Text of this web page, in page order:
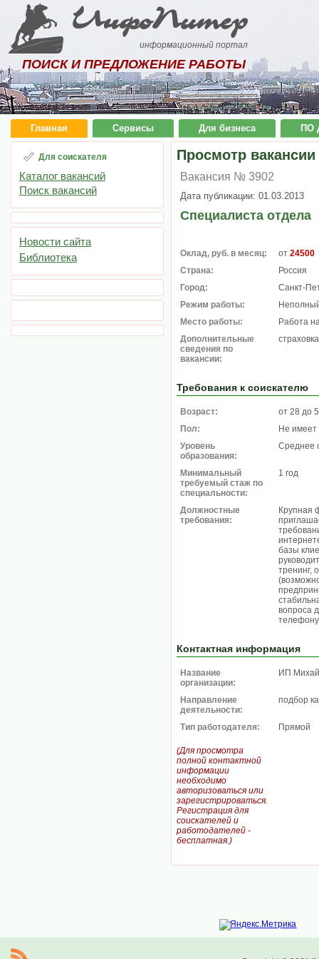
ИнфоПитер
информационный портал
ПОИСК И ПРЕДЛОЖЕНИЕ РАБОТЫ
Главная Сервисы Для бизнеса ПО
Для соискателя
Каталог вакансий
Поиск вакансий
Новости сайта
Библиотека
Просмотр вакансии
Вакансия № 3902
Дата публикации: 01.03.2013
Специалиста отдела
Оклад, руб. в месяц: от 24500
Страна:
Россия
Город:
Санкт-
Режим работы:
Место работы:
Работа
Дополнительные
сведения по
вакансии:
страховка
Требования к соискателю
Возраст:
от 28 до
Пол:
Не имеет
Уровень
образования:
Среднее
Минимальный
требуемый стаж по
специальности:
1 год
Должностные
требования:
Крупная
базы
тренинг,
вопроса
Контактная информация
Название
организации:
ИП
Направление
деятельности:
подбор
Тип работодателя: Прямой
(Для просмотра
полной контактной
информации
необходимо
авторизоваться или
зарегистрироваться.
Регистрация для
соискателей и
работодателей -
бесплатная.)